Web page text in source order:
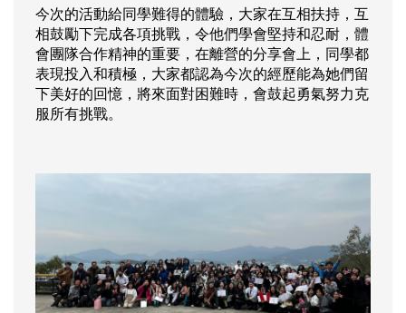
今次的活動給同學難得的體驗，大家在互相扶持，互
相鼓勵下完成各項挑戰，令他們學會堅持和忍耐，體
會團隊合作精神的重要，在離營的分享會上，同學都
表現投入和積極，大家都認為今次的經歷能為她們留
下美好的回憶，將來面對困難時，會鼓起勇氣努力克
服所有挑戰。